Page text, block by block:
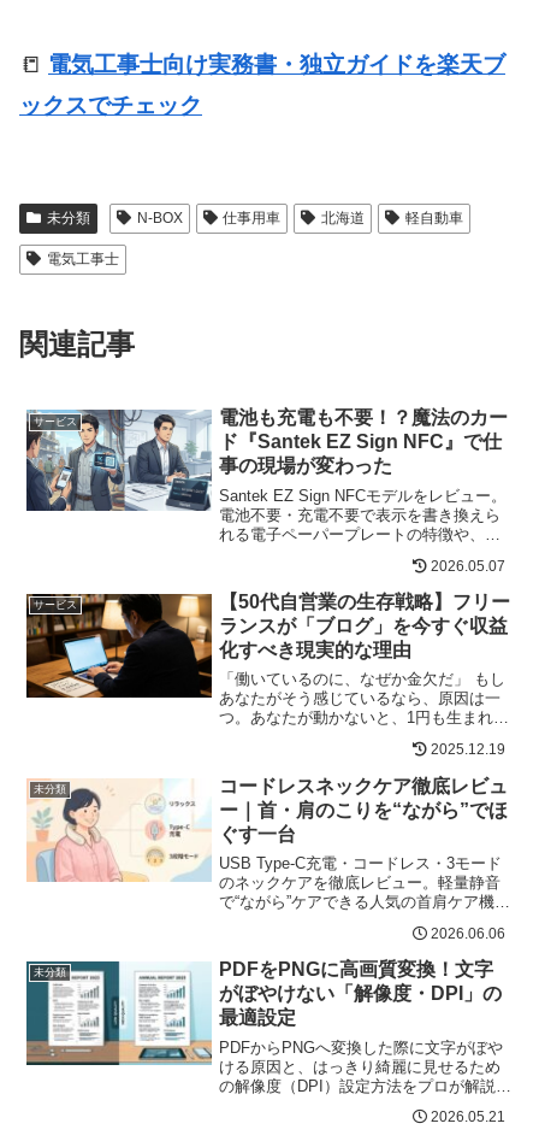
📒 電気工事士向け実務書・独立ガイドを楽天ブ
ックスでチェック
未分類 N-BOX 仕事用車 北海道 軽自動車
電気工事士
関連記事
サービス
電池も充電も不要！？魔法のカー
ド『Santek EZ Sign NFC』で仕
事の現場が変わった
Santek EZ Sign NFCモデルをレビュー。
電池不要・充電不要で表示を書き換えら
れる電子ペーパープレートの特徴や、デ
板、デスク掲示板としての活用方法を紹
介します。
2026.05.07
サービス
【50代自営業の生存戦略】フリー
ランスが「ブログ」を今すぐ収益
化すべき現実的な理由
「働いているのに、なぜか金欠だ」 もし
あなたがそう感じているなら、原因は一
つ。あなたが動かないと、1円も生まれな
い働き方をしているからです。北海道中
を飛び回り、必死に汗をかいている50代
のベテランこそ、ネット上に「もう一人
の自分（ブログ）」...
2025.12.19
未分類
コードレスネックケア徹底レビュ
ー｜首・肩のこりを“ながら”でほ
ぐす一台
USB Type-C充電・コードレス・3モード
のネックケアを徹底レビュー。軽量静音
で“ながら”ケアできる人気の首肩ケア機器
用不可などの注意点まで率直に解説。父
の日ギフトにも。
2026.06.06
未分類
PDFをPNGに高画質変換！文字
がぼやけない「解像度・DPI」の
最適設定
PDFからPNGへ変換した際に文字がぼや
ける原因と、はっきり綺麗に見せるため
の解像度（DPI）設定方法をプロが解説。
の視認性を劇的に向上させる高画質化テ
2026.05.21